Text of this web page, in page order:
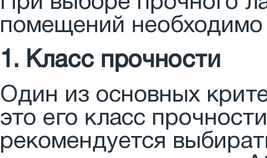
помещений
1. Класс прочности
Один из основных
это его класс
рекомендуется